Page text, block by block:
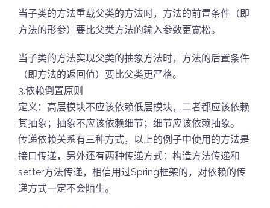
当子类的方法重载父类的方法时，方法的前置条件（即
方法的形参）要比父类方法的输入参数更宽松。
当子类的方法实现父类的抽象方法时，方法的后置条件
（即方法的返回值）要比父类更严格。
3.依赖倒置原则
定义：高层模块不应该依赖低层模块，二者都应该依赖
其抽象；抽象不应该依赖细节；细节应该依赖抽象。
传递依赖关系有三种方式，以上的例子中使用的方法是
接口传递，另外还有两种传递方式：构造方法传递和
setter方法传递，相信用过Spring框架的，对依赖的传
递方式一定不会陌生。